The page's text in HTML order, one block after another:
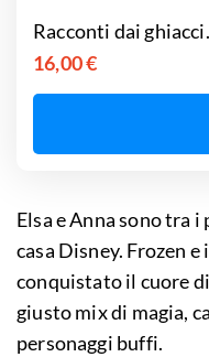
Racconti dai
16,00 €
Elsa e Anna sono tra
casa Disney. Frozen
conquistato il cuore
giusto mix di magia,
personaggi buffi.